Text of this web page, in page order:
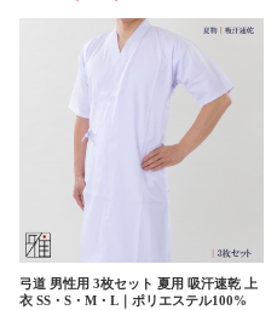
弓道 男性用 3枚セット 夏用 吸汗速乾 上
衣 SS・S・M・L｜ポリエステル100%